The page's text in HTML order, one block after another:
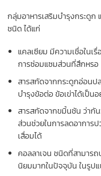
กลุ่มอาหารเสริมบำรุงกระดู
ชนิด ได้แก่
แคลเซียม มีความเชื่อในเ
การซ่อมแซมส่วนที่สึกหรอ
สารสกัดจากกระดูกอ่อนป
บำรุงข้อต่อ ข้อเข่าได้เป็น
สารสกัดจากขมิ้นชัน ว่ากั
ส่วนช่วยในการลดอาการ
เสื่อมได้
คอลลาเจน ชนิดที่สามาร
นิยมมากในปัจจุบัน ในรูป